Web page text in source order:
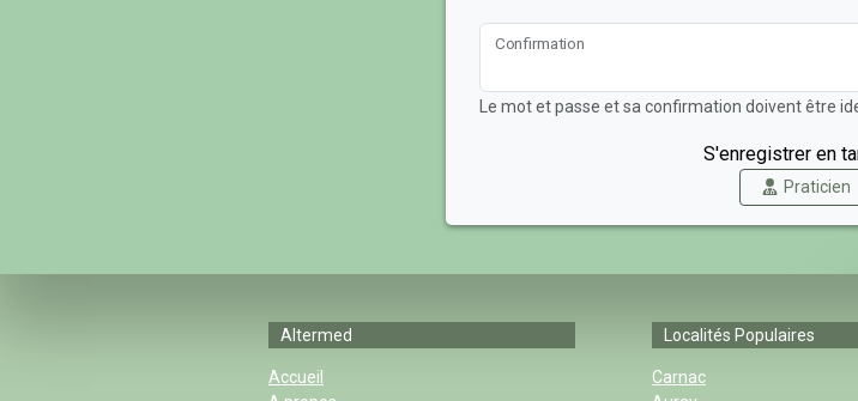
Confirmation
Le mot et passe et sa confirmation doivent être
S'enregistrer en
Praticien
Altermed
Accueil
Localités Populaires
Carnac